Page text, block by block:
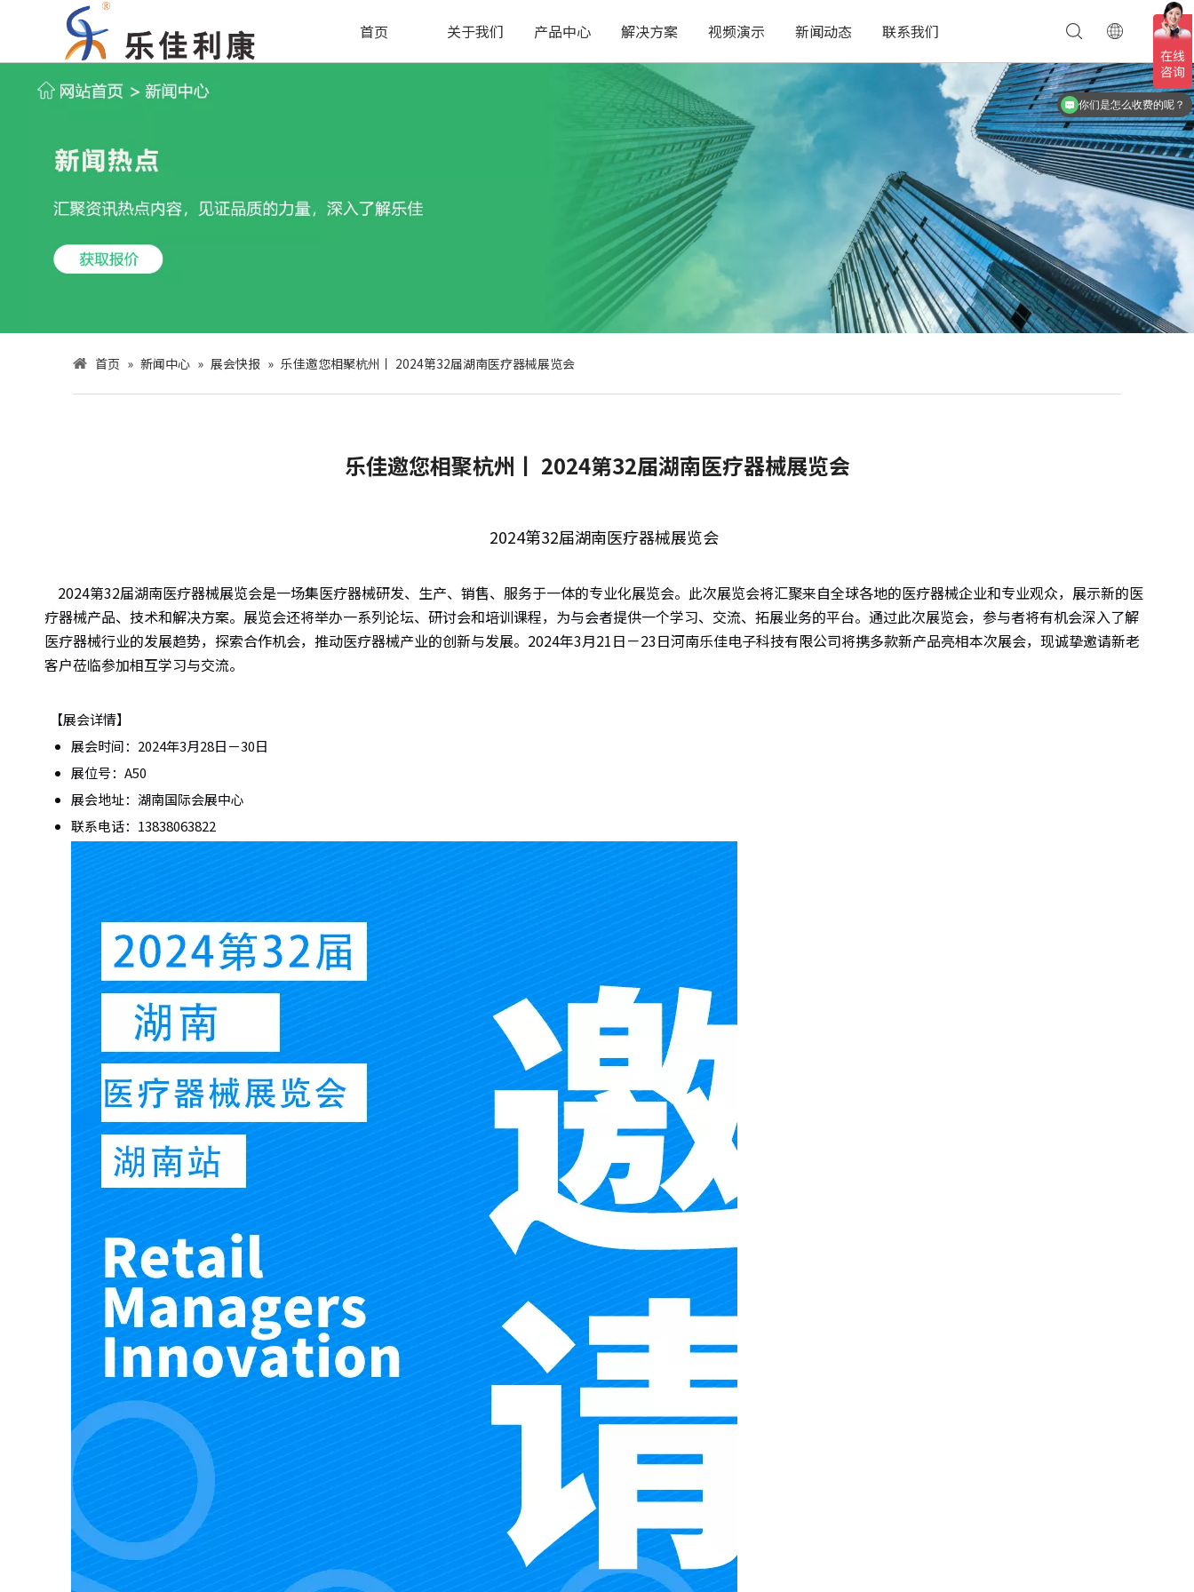
首页 关于我们 产品中心 解决方案 视频演示 新闻动态 联系我们
首页 » 新闻中心 » 展会快报 » 乐佳邀您相聚杭州丨 2024第32届湖南医疗器械展览会
乐佳邀您相聚杭州丨 2024第32届湖南医疗器械展览会
2024第32届湖南医疗器械展览会
2024第32届湖南医疗器械展览会是一场集医疗器械研发、生产、销售、服务于一体的专业化展览会。此次展览会将汇聚来自全球各地的医疗器械企业和专业观众，展示新的医
疗器械产品、技术和解决方案。展览会还将举办一系列论坛、研讨会和培训课程，为与会者提供一个学习、交流、拓展业务的平台。通过此次展览会，参与者将有机会深入了解
医疗器械行业的发展趋势，探索合作机会，推动医疗器械产业的创新与发展。2024年3月21日－23日河南乐佳电子科技有限公司将携多款新产品亮相本次展会，现诚挚邀请新老
客户莅临参加相互学习与交流。
【展会详情】
展会时间：2024年3月28日－30日
展位号：A50
展会地址：湖南国际会展中心
联系电话：13838063822
你们是怎么收费的呢？
现在有优惠活动么？